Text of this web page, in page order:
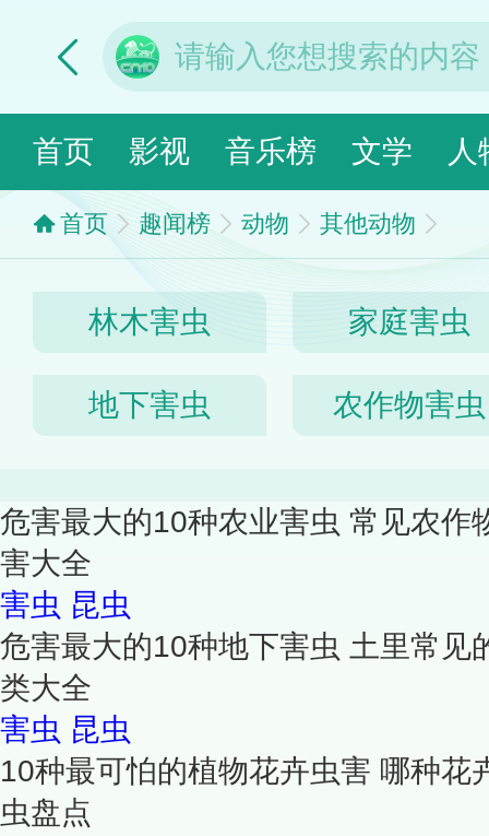
首页 影视 音乐榜 文学 人
首页 趣闻榜 动物 其他动物
林木害虫 家庭害虫
地下害虫 农作物害虫
危害最大的10种农业害虫 常见农作
害大全
害虫 昆虫
危害最大的10种地下害虫 土里常见
类大全
害虫 昆虫
10种最可怕的植物花卉虫害 哪种花
虫盘点